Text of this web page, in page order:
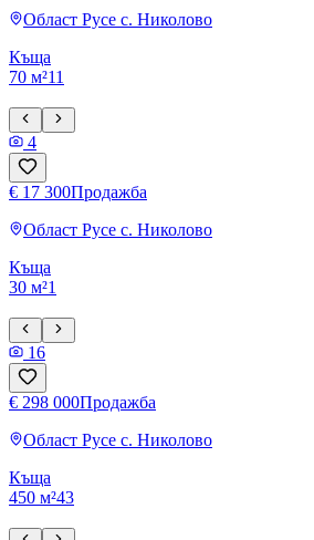
Област Русе с. Николово
Къща
70 м²11
4
€ 17 300Продажба
Област Русе с. Николово
Къща
30 м²1
16
€ 298 000Продажба
Област Русе с. Николово
Къща
450 м²43